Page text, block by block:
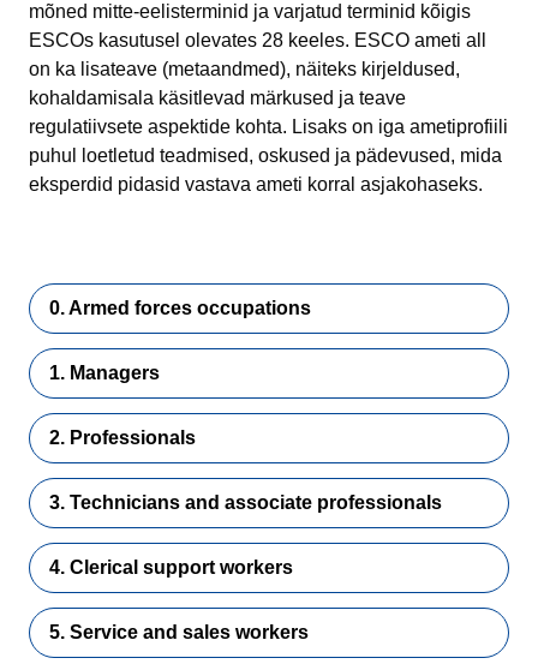
mõned mitte-eelisterminid ja varjatud terminid kõigis
ESCOs kasutusel olevates 28 keeles. ESCO ameti all
on ka lisateave (metaandmed), näiteks kirjeldused,
kohaldamisala käsitlevad märkused ja teave
regulatiivsete aspektide kohta. Lisaks on iga ametiprofiili
puhul loetletud teadmised, oskused ja pädevused, mida
eksperdid pidasid vastava ameti korral asjakohaseks.
0. Armed forces occupations
1. Managers
2. Professionals
3. Technicians and associate professionals
4. Clerical support workers
5. Service and sales workers